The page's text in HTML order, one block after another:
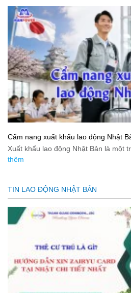
Cẩm nang xuất khẩu lao động Nhật
Xuất khẩu lao động Nhật Bản là một
thêm
TIN LAO ĐỘNG NHẬT BẢN